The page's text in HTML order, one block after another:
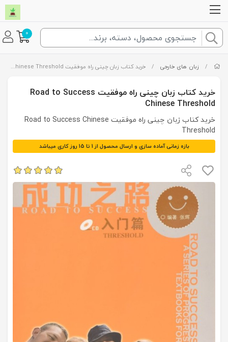
0
/ زبان های خارجی / خرید کتاب زبان چینی راه موفقیت Road to Success Chinese Threshold
خرید کتاب زبان چینی راه موفقیت Road to Success
Chinese Threshold
خرید کتاب زبان چینی راه موفقیت Road to Success Chinese
Threshold
بازه زمانی آماده سازی و ارسال محصول از 1 تا 15 روز کاری میباشد